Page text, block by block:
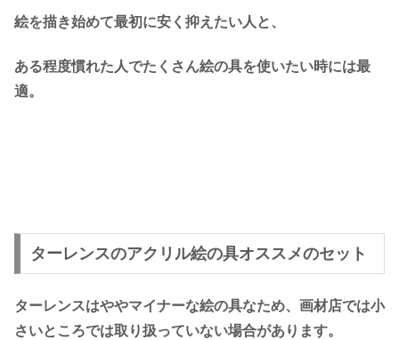
絵を描き始めて最初に安く抑えたい人と、
ある程度慣れた人でたくさん絵の具を使いたい時には最
適。
ターレンスのアクリル絵の具オススメのセット
ターレンスはややマイナーな絵の具なため、画材店では小
さいところでは取り扱っていない場合があります。